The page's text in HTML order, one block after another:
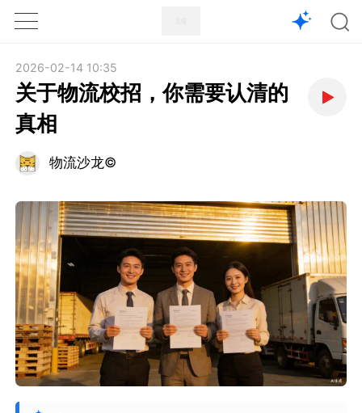
1X
2026-02-14 10:35
关于物流校招，你需要认清的
真相
物流沙龙©